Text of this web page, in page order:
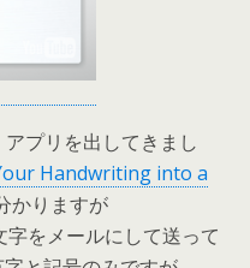
プリを出してきまし
Handwriting into a
かりますが
字をメールにして送って